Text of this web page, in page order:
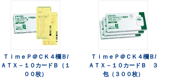
ＴｉｍｅＰ＠ＣＫ４欄Ｂ/
ＡＴＸ－１０カードＢ（１
００枚）
ＴｉｍｅＰ＠ＣＫ４欄Ｂ/
ＡＴＸ－１０カードＢ ３
包（３００枚）